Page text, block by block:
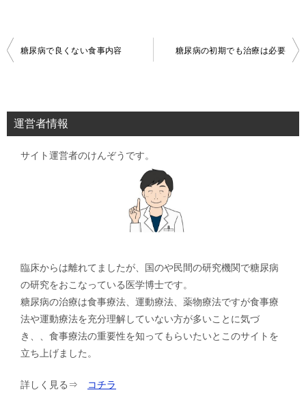
投
ビ
ゲ
糖尿病で良くない食事内容 糖尿病の初期でも治療は必要
運営者情報
サイト運営者のけんぞうです。
臨床からは離れてましたが、国のや民間の研究機関で糖尿病
の研究をおこなっている医学博士です。
糖尿病の治療は食事療法、運動療法、薬物療法ですが食事療
法や運動療法を充分理解していない方が多いことに気づ
き、、食事療法の重要性を知ってもらいたいとこのサイトを
立ち上げました。
詳しく見る⇒ コチラ